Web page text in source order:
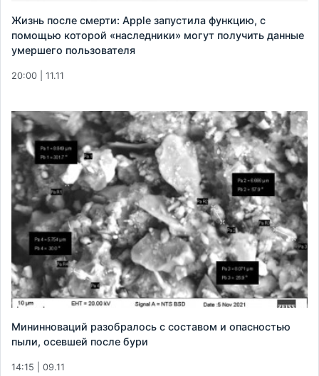
Жизнь после смерти: Apple запустила функцию, с
помощью которой «наследники» могут получить данные
умершего пользователя
20:00 | 11.11
Мининноваций разобралось с составом и опасностью
пыли, осевшей после бури
14:15 | 09.11